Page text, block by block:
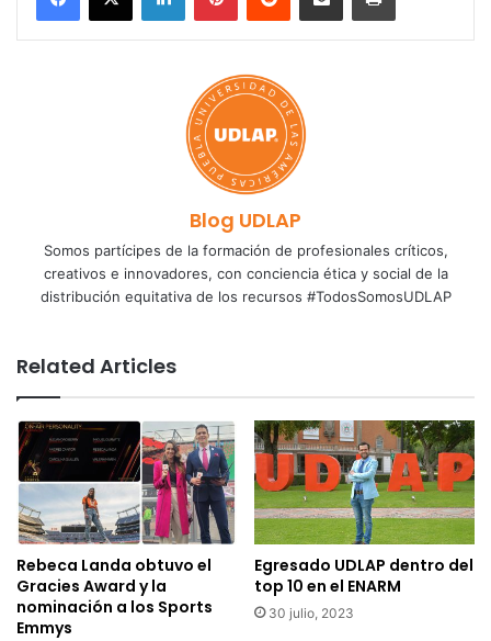
Blog UDLAP
Somos partícipes de la formación de profesionales críticos,
creativos e innovadores, con conciencia ética y social de la
distribución equitativa de los recursos #TodosSomosUDLAP
Related Articles
Rebeca Landa obtuvo el
Gracies Award y la
nominación a los Sports
Emmys
Egresado UDLAP dentro del
top 10 en el ENARM
30 julio, 2023